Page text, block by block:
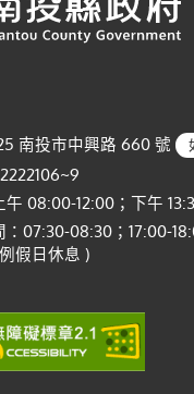
南投市中興路 660 號
午 08:00-12:00；下午
：07:30-08:30；17:00-
假日休息 )